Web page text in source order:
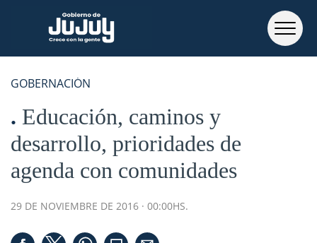
GOBERNACIÓN
Educación, caminos y
desarrollo, prioridades de
agenda con comunidades
29 DE NOVIEMBRE DE 2016 · 00:00HS.